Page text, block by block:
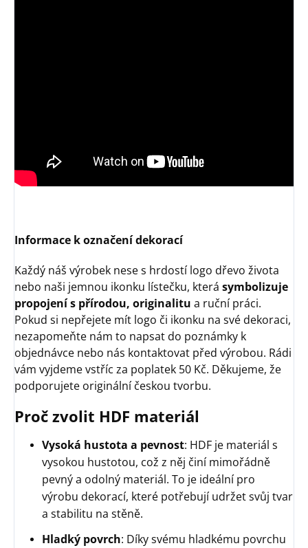
Informace k označení dekorací
Každý náš výrobek nese s hrdostí logo dřevo života
nebo naši jemnou ikonku lístečku, která symbolizuje
propojení s přírodou, originalitu a ruční práci.
Pokud si nepřejete mít logo či ikonku na své dekoraci,
nezapomeňte nám to napsat do poznámky k
objednávce nebo nás kontaktovat před výrobou. Rádi
vám vyjdeme vstříc za poplatek 50 Kč. Děkujeme, že
podporujete originální českou tvorbu.
Proč zvolit HDF materiál
Vysoká hustota a pevnost: HDF je materiál s
vysokou hustotou, což z něj činí mimořádně
pevný a odolný materiál. To je ideální pro
výrobu dekorací, které potřebují udržet svůj tvar
a stabilitu na stěně.
Hladký povrch: Díky svému hladkému povrchu